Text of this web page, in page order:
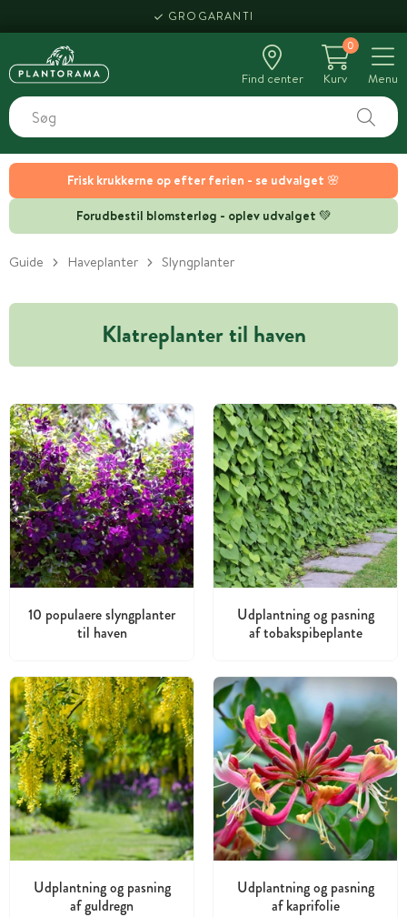
Frisk krukkerne op efter ferien - se udvalget 🌸
Forudbestil blomsterløg - oplev udvalget 💚
GROGARANTI
Find center
0
Kurv
Menu
Guide Haveplanter Slyngplanter
Klatreplanter til haven
10 populaere slyngplanter
til haven
Udplantning og pasning
af tobakspibeplante
Udplantning og pasning
af guldregn
Udplantning og pasning
af kaprifolie